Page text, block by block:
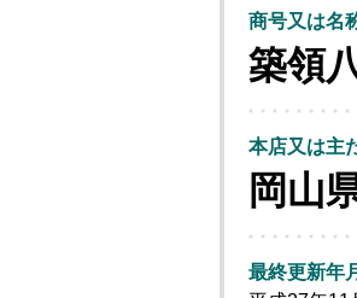
商号又は名
築領
本店又は主
岡山
最終更新年